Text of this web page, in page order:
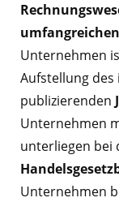
Unternehmen
Aufstellung des
publizierenden
Unternehmen
unterliegen bei
Unternehmen